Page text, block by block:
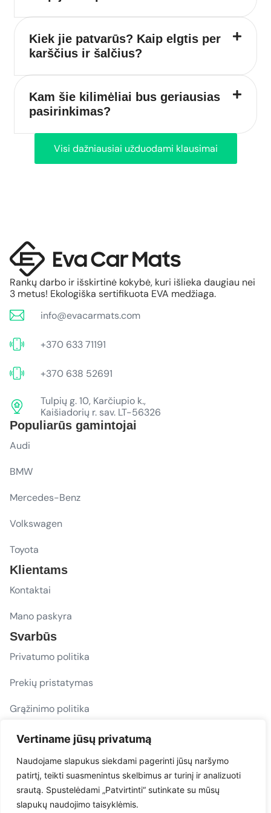
Vertiname jūsų privatumą
Naudojame slapukus siekdami pagerinti jūsų naršymo
patirtį, teikti suasmenintus skelbimus ar turinį ir analizuoti
srautą. Spustelėdami „Patvirtinti“ sutinkate su mūsų
slapukų naudojimo taisyklėmis.
Kiek jie patvarūs? Kaip elgtis per
karščius ir šalčius?
Kam šie kilimėliai bus geriausias
pasirinkimas?
Visi dažniausiai užduodami klausimai
Rankų darbo ir išskirtinė kokybė, kuri išlieka daugiau nei
3 metus! Ekologiška sertifikuota EVA medžiaga.
info@evacarmats.com
+370 633 71191
+370 638 52691
Tulpių g. 10, Karčiupio k.,
Kaišiadorių r. sav. LT-56326
Populiarūs gamintojai
Audi
BMW
Mercedes-Benz
Volkswagen
Toyota
Klientams
Kontaktai
Mano paskyra
Svarbūs
Privatumo politika
Prekių pristatymas
Grąžinimo politika
D. U. K.
Sekite mus
evacarmats
© Copyright 2026 | Eva Car Mats